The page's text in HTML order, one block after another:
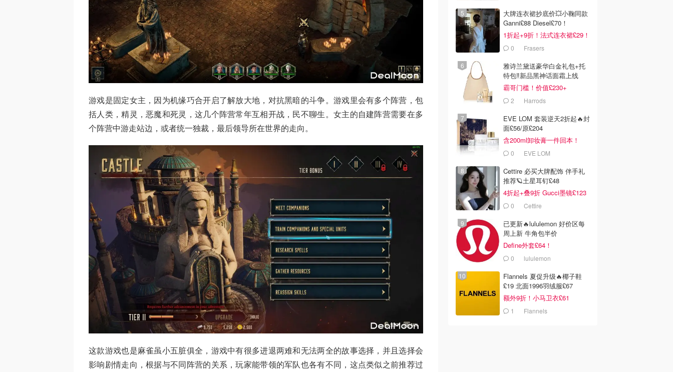
游戏是固定女主，因为机缘巧合开启了解放大地，对抗黑暗的斗争。游戏里会有多个阵营，包
括人类，精灵，恶魔和死灵，这几个阵营常年互相开战，民不聊生。女主的自建阵营需要在多
个阵营中游走站边，或者统一独裁，最后领导所在世界的走向。
这款游戏也是麻雀虽小五脏俱全，游戏中有很多进退两难和无法两全的故事选择，并且选择会
影响剧情走向，根据与不同阵营的关系，玩家能带领的军队也各有不同，这点类似之前推荐过
大牌连衣裙抄底价💥小鞠同款
Ganni£88 Diesel£70！
1折起+9折！法式连衣裙£29！
0 Frasers
雅诗兰黛送豪华白金礼包+托
特包‼️新品黑神话面霜上线
霸哥门槛！价值£230+
2 Harrods
EVE LOM 套装逆天2折起🔥封
面£56/原£204
含200ml卸妆膏一件回本！
0 EVE LOM
Cettire 必买大牌配饰 伴手礼
推荐🪐土星耳钉£48
4折起+叠9折 Gucci墨镜£123
0 Cettire
已更新🔥lululemon 好价区每
周上新 牛角包半价
Define外套£64！
0 lululemon
Flannels 夏促升级🔥椰子鞋
£19 北面1996羽绒服£67
额外9折！小马卫衣£61
1 Flannels